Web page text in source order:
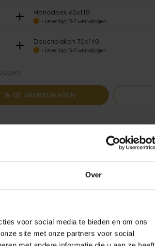
Over
voor social media te bieden en om ons
site met onze partners voor social
Handdoek 60x110
- Levertijd: 3-7 werkdagen
Douchelaken 70x140
- Levertijd: 3-7 werkdagen
IN DE WINKELWAGEN
binnen 24 uur indien voorradig
vanaf €49,95